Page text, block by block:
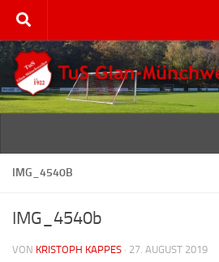
Zum Inhalt springen
IMG_4540B
IMG_4540b
VON KRISTOPH KAPPES · 27. AUGUST 2019